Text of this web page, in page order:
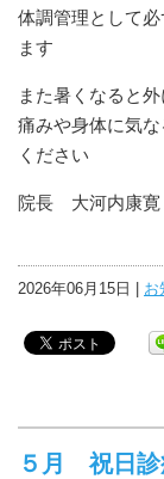
体調管理として
ます
また暑くなると
痛みや身体に気
ください
院長 大河内康寛
2026年06月15日 | お
５月 祝日